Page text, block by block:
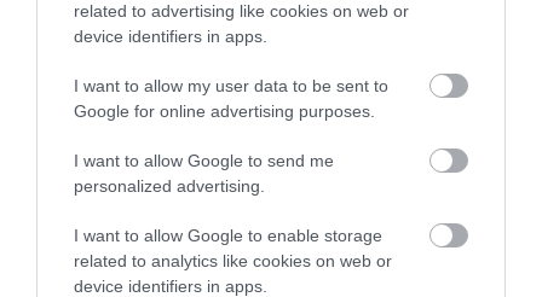
related to advertising like cookies on web or
device identifiers in apps.
I want to allow my user data to be sent to
Google for online advertising purposes.
I want to allow Google to send me
personalized advertising.
I want to allow Google to enable storage
related to analytics like cookies on web or
device identifiers in apps.
NEM MINDENNAPI KERTKAPU ÖTLETEK: AZ EXTRAVAGÁNSTÓL
A SZÍNPOMPÁSIG